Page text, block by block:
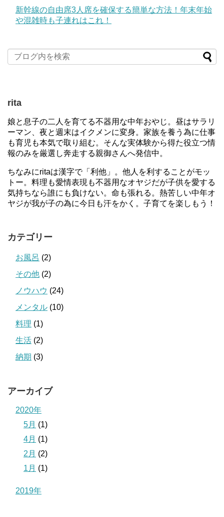
新幹線の自由席3人席を確保する簡単な方法！年末年始
や混雑時も子連れはこれ！
rita
娘と息子の二人を育てる不器用な中年おやじ。昼はサラリ
ーマン、夜と週末はイクメンに変身。家族を養う為に仕事
も育児も本気で取り組む。そんな実体験から得た役立つ情
報のみを厳選し奔走する親御さんへ発信中。
ちなみにritaは漢字で「利他」。他人を利することがモッ
トー。料理も愛情表現も不器用なオヤジだが子供を愛する
気持ちなら誰にも負けない。命も張れる。熱苦しい中年オ
ヤジが我が子の為に今日も汗をかく。子育てを楽しもう！
カテゴリー
お風呂 (2)
その他 (2)
ノウハウ (24)
メンタル (10)
料理 (1)
生活 (2)
納期 (3)
アーカイブ
2020年
5月 (1)
4月 (1)
2月 (2)
1月 (1)
2019年